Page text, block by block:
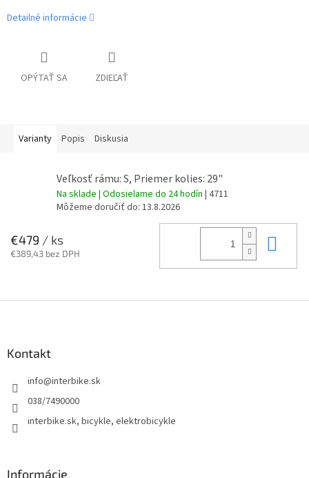
Detailné informácie
OPÝTAŤ SA ZDIEĽAŤ
Varianty Popis Diskusia
Veľkosť rámu: S, Priemer kolies: 29"
Na sklade | Odosielame do 24 hodín | 4711
Môžeme doručiť do: 13.8.2026
€479 / ks
€389,43 bez DPH
Kontakt
info@interbike.sk
038/7490000
interbike.sk, bicykle, elektrobicykle
Informácie